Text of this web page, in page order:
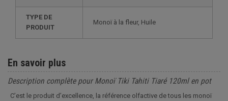
TYPE DE
PRODUIT
Monoï à la fleur, Huile
En savoir plus
Description complète pour Monoï Tiki Tahiti Tiaré 120ml en pot
C’est le produit d’excellence, la référence olfactive de tous les monoï